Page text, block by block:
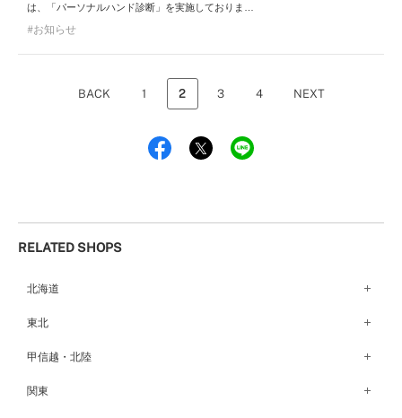
は、「パーソナルハンド診断」を実施しておりま…
お知らせ
BACK 1 2 3 4 NEXT
RELATED SHOPS
北海道
札幌店（134）
東北
弘前パークホテル店（180）
甲信越・北陸
甲府店（63）
関東